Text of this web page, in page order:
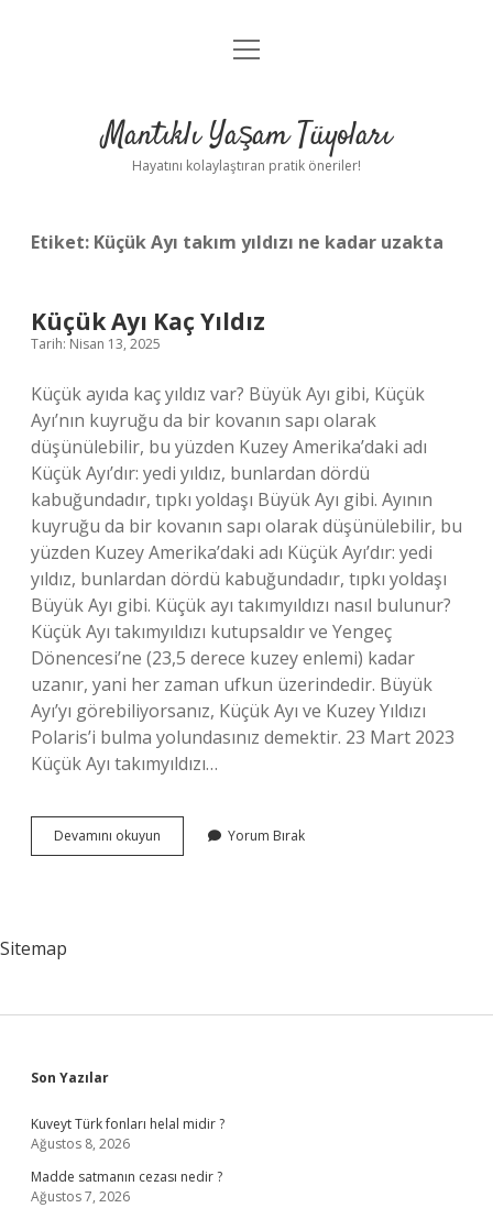
Anasayfa
Yasal Uyarı
menüyü
Mantıklı Yaşam Tüyoları
Hayatını kolaylaştıran pratik öneriler!
Etiket: Küçük Ayı takım yıldızı ne kadar uzakta
Küçük Ayı Kaç Yıldız
Tarih: Nisan 13, 2025
Küçük ayıda kaç yıldız var? Büyük Ayı gibi, Küçük
Ayı’nın kuyruğu da bir kovanın sapı olarak
düşünülebilir, bu yüzden Kuzey Amerika’daki adı
Küçük Ayı’dır: yedi yıldız, bunlardan dördü
kabuğundadır, tıpkı yoldaşı Büyük Ayı gibi. Ayının
kuyruğu da bir kovanın sapı olarak düşünülebilir, bu
yüzden Kuzey Amerika’daki adı Küçük Ayı’dır: yedi
yıldız, bunlardan dördü kabuğundadır, tıpkı yoldaşı
Büyük Ayı gibi. Küçük ayı takımyıldızı nasıl bulunur?
Küçük Ayı takımyıldızı kutupsaldır ve Yengeç
Dönencesi’ne (23,5 derece kuzey enlemi) kadar
uzanır, yani her zaman ufkun üzerindedir. Büyük
Ayı’yı görebiliyorsanız, Küçük Ayı ve Kuzey Yıldızı
Polaris’i bulma yolundasınız demektir. 23 Mart 2023
Küçük Ayı takımyıldızı…
Devamını okuyun
Ayı
Yorum Bırak
Sitemap
Sidebar
Son Yazılar
Kuveyt Türk fonları helal midir ?
Ağustos 8, 2026
Madde satmanın cezası nedir ?
Ağustos 7, 2026